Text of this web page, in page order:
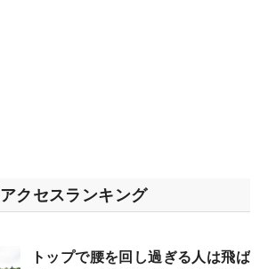
クセスランキング
トップで腰を回し過ぎる人は飛ば